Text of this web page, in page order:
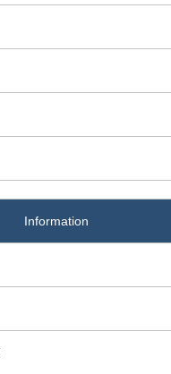
Information